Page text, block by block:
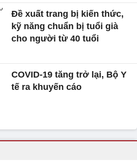
Đề xuất trang bị kiến thức,
kỹ năng chuẩn bị tuổi già
cho người từ 40 tuổi
COVID-19 tăng trở lại, Bộ Y
tế ra khuyến cáo